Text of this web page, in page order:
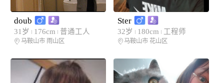
doub
31岁 176cm 普通工人
马鞍山市 雨山区
Ster
32岁 180cm 工程师
马鞍山市 花山区